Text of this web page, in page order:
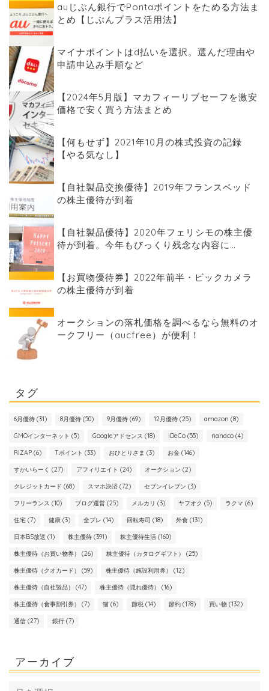
auじぶん銀行でPontaポイントをためる方法ま
とめ【じぶんプラス活用法】
マイナポイントはd払いを選択。選んだ理由や
申請申込み手順など
【2024年5月版】マカフィーリブセーフを激安
価格で安く買う方法まとめ
【何もせず】2021年10月の株式投資の記録
【やる気なし】
【自社製品交換優待】2019年フランスベッド
の株主優待が到着
【自社製品優待】2020年フェリシモの株主優
待が到着。今年もびっくり残念な内容に…
【お買物優待券】2022年前半・ビックカメラ
の株主優待が到着
オークションの落札価格を調べるなら無料のオ
ークフリー（aucfree）が便利！
タグ
6月優待 (31) 8月優待 (50) 9月優待 (69) 12月優待 (25) amazon (8)
GMOインターネット (5) Googleアドセンス (18) iDeCo (55) nanaco (4)
RIZAP (6) Tポイント (33) おひとりさま (3) お金 (146)
すかいらーく (27) アフィリエイト (24) オークション (2)
クレジットカード (68) スマホ決済 (72) セブンイレブン (3)
フリーランス (10) ブログ運営 (25) メルカリ (3) ヤフオク (5) ラクマ (6)
住宅 (7) 健康 (3) 全プレ (14) 回転寿司 (18) 外食 (131)
日本BS放送 (1) 株主優待 (391) 株主優待生活 (160)
株主優待（お買い物券） (26) 株主優待（カタログギフト） (25)
株主優待（クオカード） (59) 株主優待（施設利用券） (12)
株主優待（自社製品） (47) 株主優待（隠れ優待） (16)
株主優待（食事割引券） (7) 猫 (6) 節税 (14) 節約 (178) 買い物 (132)
通信 (27) 銀行 (7)
アーカイブ